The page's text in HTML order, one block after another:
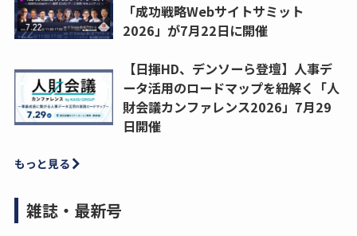
「成功戦略Webサイトサミット
2026」が7月22日に開催
【日揮HD、デンソーら登壇】人事デ
ータ活用のロードマップを紐解く「人
財会議カンファレンス2026」7月29
日開催
もっと見る
雑誌・最新号